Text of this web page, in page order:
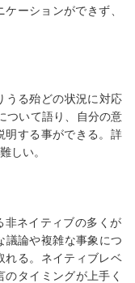
ーションができず、
うる殆どの状況に対応
ついて語り、自分の意
明する事ができる。詳
しい。
非ネイティブの多くが
議論や複雑な事象につ
れる。ネイティブレベ
タイミングが上手く